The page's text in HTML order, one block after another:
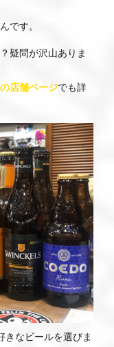
です。
疑問が沢山ありま
の店舗ページでも詳
きなビールを選びま